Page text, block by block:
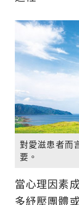
對愛滋患者而
要。
當心理因素
多紓壓團體